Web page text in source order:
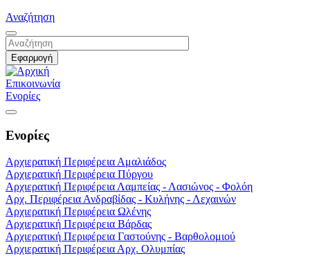
Αναζήτηση
Επικοινωνία
Ενορίες
Ενορίες
Αρχιερατική Περιφέρεια Αμαλιάδος
Αρχιερατική Περιφέρεια Πύργου
Αρχιερατική Περιφέρεια Λαμπείας - Λασιώνος - Φολόη
Αρχ. Περιφέρεια Ανδραβίδας - Κυλήνης - Λεχαινών
Αρχιερατική Περιφέρεια Ωλένης
Αρχιερατική Περιφέρεια Βάρδας
Αρχιερατική Περιφέρεια Γαστούνης - Βαρθολομιού
Αρχιερατική Περιφέρεια Αρχ. Ολυμπίας